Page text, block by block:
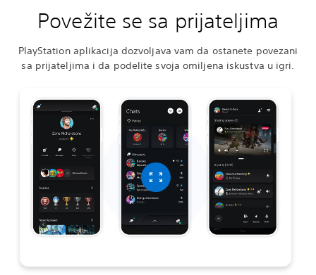
Povežite se sa prijateljima
PlayStation aplikacija dozvoljava vam da ostanete povezani
sa prijateljima i da podelite svoja omiljena iskustva u igri.